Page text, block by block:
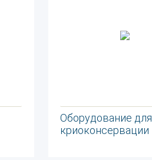
Оборудование для
криоконсервации